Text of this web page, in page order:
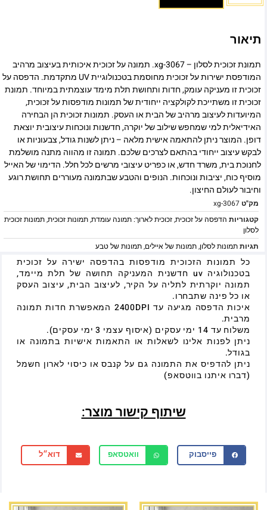
תיאור
תמונת זכוכית לסלון – xg-3067. תמונה על זכוכית איכותית בעיצוב מרהיב
המודפסת ישירות על זכוכית מחוסמת בטכנולוגיית UV מתקדמת. הדפסה על
זכוכית זו מעניקה עומק, חדות ותחושת תלת מימד עוצמתית במיוחד. תמונת
זכוכית זו משתייכת לקולקציה ייחודית של תמונות מודפסות על זכוכית,
המיועדות לעיצוב מרהיב של הבית או העסק. תמונות זכוכית הן הבחירה
האידיאלית למי שמחפש שילוב של יוקרה, חדשנות ונוכחות עיצובית יוצאת
דופן. המוצר ניתן להתאמה אישית מלאה – ניתן לשנות גודל, צבעוניות או
לבקש עיצוב ייחודי בהתאם לצרכים שלכם. תמונה זו מהווה מתנה מושלמת
לחנוכת בית, משרד חדש, או כפריט עיצובי מרשים לכל חלל. הדימוי של האייל
מוסיף כוח, יציבות ונוכחות. הנופים והטבע שבתמונה מעוררים תחושת רוגע
וחיבור לעולם החיצון.
מק"טxg-3067
קטגוריות הדפסה על זכוכית,זכוכית לארוך: תמונה עומדת,תמונות זכוכית,תמונות זכוכית
לסלון
תגיותתמונות לסלון,תמונות של איילים,תמונות של טבע
כל תמונות הזכוכית מודפסות בהדפסה ישירה על זכוכית
בטכנולוגיה uv חדשנית המעניקה תחושה של תלת מיימד,
תמונה יוקרתית לתליה על הקיר, לעיצוב הבית, עיצוב העסק
או כל פינה שתבחרו.
איכות הדפסה מגיעה עד 2400DPI המאפשרת חדות תמונה
מרבית.
משלוח עד 14 ימי עסקים (איסוף עצמי 3 ימי עסקים).
ניתן לפנות אלינו לשאלות או התאמות אישיות בתמונה או
בגודל.
ניתן להדפיס את התמונה גם על קנבס או כיסוי לארון חשמל
(דברו איתנו בווטסאפ)
שיתוף קישור מוצר:
פייסבוק וואטסאפ דוא״ל